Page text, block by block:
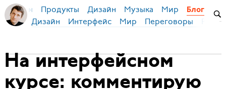
Бирман Продукты Дизайн Музыка Мир Блог
Дизайн Интерфейс Мир Переговоры
На интерфейсном
курсе: комментирую